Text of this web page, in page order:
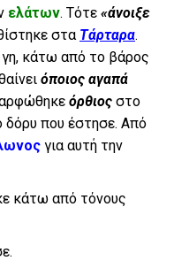
ελάτων. Τότε «άνοιξε
στα Τάρταρα.
κάτω από το βάρος
όποιος αγαπά
όρθιος στο
που έστησε. Από
για αυτή την
κάτω από τόνους